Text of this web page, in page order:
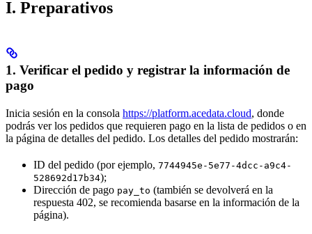
I. Preparativos
1. Verificar el pedido y registrar la información de
pago
Inicia sesión en la consola https://platform.acedata.cloud, donde
podrás ver los pedidos que requieren pago en la lista de pedidos o en
la página de detalles del pedido. Los detalles del pedido mostrarán:
ID del pedido (por ejemplo, 7744945e-5e77-4dcc-a9c4-
528692d17b34);
Dirección de pago pay_to (también se devolverá en la
respuesta 402, se recomienda basarse en la información de la
página).